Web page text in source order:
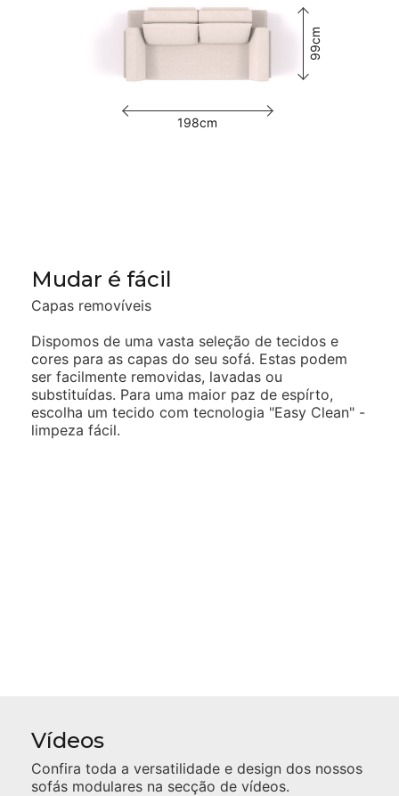
198cm
99cm
Mudar é fácil
Capas removíveis
Dispomos de uma vasta seleção de tecidos e
cores para as capas do seu sofá. Estas podem
ser facilmente removidas, lavadas ou
substituídas. Para uma maior paz de espírto,
escolha um tecido com tecnologia "Easy Clean" -
limpeza fácil.
Vídeos
Confira toda a versatilidade e design dos nossos
sofás modulares na secção de vídeos.